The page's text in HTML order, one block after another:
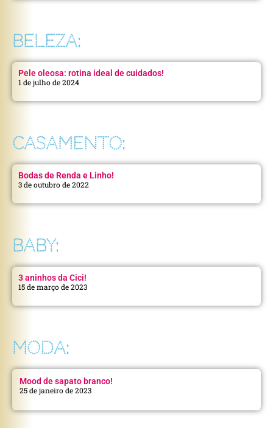
BELEZA:
Pele oleosa: rotina ideal de cuidados!
1 de julho de 2024
CASAMENTO:
Bodas de Renda e Linho!
3 de outubro de 2022
BABY:
3 aninhos da Cici!
15 de março de 2023
MODA:
Mood de sapato branco!
25 de janeiro de 2023